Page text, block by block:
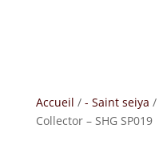
Accueil / - Saint seiya /
Collector – SHG SP019